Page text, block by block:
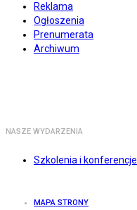
Reklama
Ogłoszenia
Prenumerata
Archiwum
NASZE WYDARZENIA
Szkolenia i konferencje
MAPA STRONY